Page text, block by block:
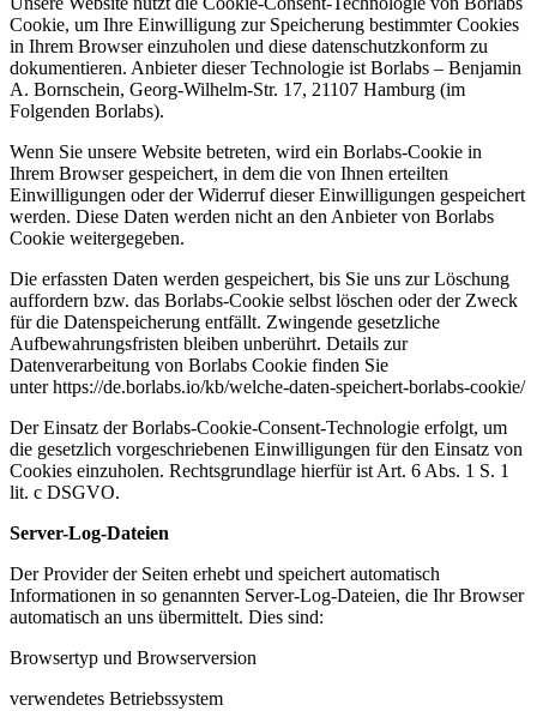
Cookie, um Ihre Einwilligung zur Speicherung bestimmter Cookies
in Ihrem Browser einzuholen und diese datenschutzkonform zu
dokumentieren. Anbieter dieser Technologie ist Borlabs – Benjamin
A. Bornschein, Georg-Wilhelm-Str. 17, 21107 Hamburg (im
Folgenden Borlabs).
Wenn Sie unsere Website betreten, wird ein Borlabs-Cookie in
Ihrem Browser gespeichert, in dem die von Ihnen erteilten
Einwilligungen oder der Widerruf dieser Einwilligungen gespeichert
werden. Diese Daten werden nicht an den Anbieter von Borlabs
Cookie weitergegeben.
Die erfassten Daten werden gespeichert, bis Sie uns zur Löschung
auffordern bzw. das Borlabs-Cookie selbst löschen oder der Zweck
für die Datenspeicherung entfällt. Zwingende gesetzliche
Aufbewahrungsfristen bleiben unberührt. Details zur
Datenverarbeitung von Borlabs Cookie finden Sie
unter https://de.borlabs.io/kb/welche-daten-speichert-borlabs-cookie/
Der Einsatz der Borlabs-Cookie-Consent-Technologie erfolgt, um
die gesetzlich vorgeschriebenen Einwilligungen für den Einsatz von
Cookies einzuholen. Rechtsgrundlage hierfür ist Art. 6 Abs. 1 S. 1
lit. c DSGVO.
Server-Log-Dateien
Der Provider der Seiten erhebt und speichert automatisch
Informationen in so genannten Server-Log-Dateien, die Ihr Browser
automatisch an uns übermittelt. Dies sind:
Browsertyp und Browserversion
verwendetes Betriebssystem